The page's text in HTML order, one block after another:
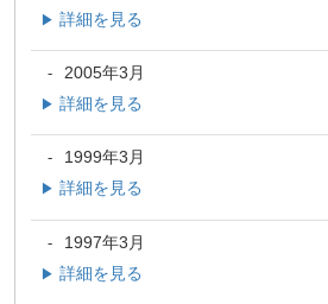
▶ 詳細を見る
- 2005年3月
▶ 詳細を見る
- 1999年3月
▶ 詳細を見る
- 1997年3月
▶ 詳細を見る